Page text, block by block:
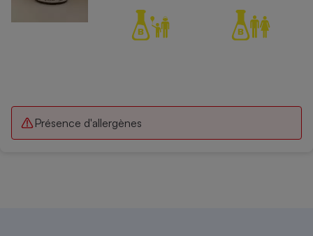
Présence d'allergènes